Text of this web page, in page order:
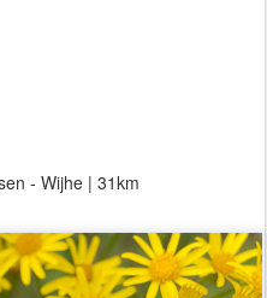
- Wijhe | 31km